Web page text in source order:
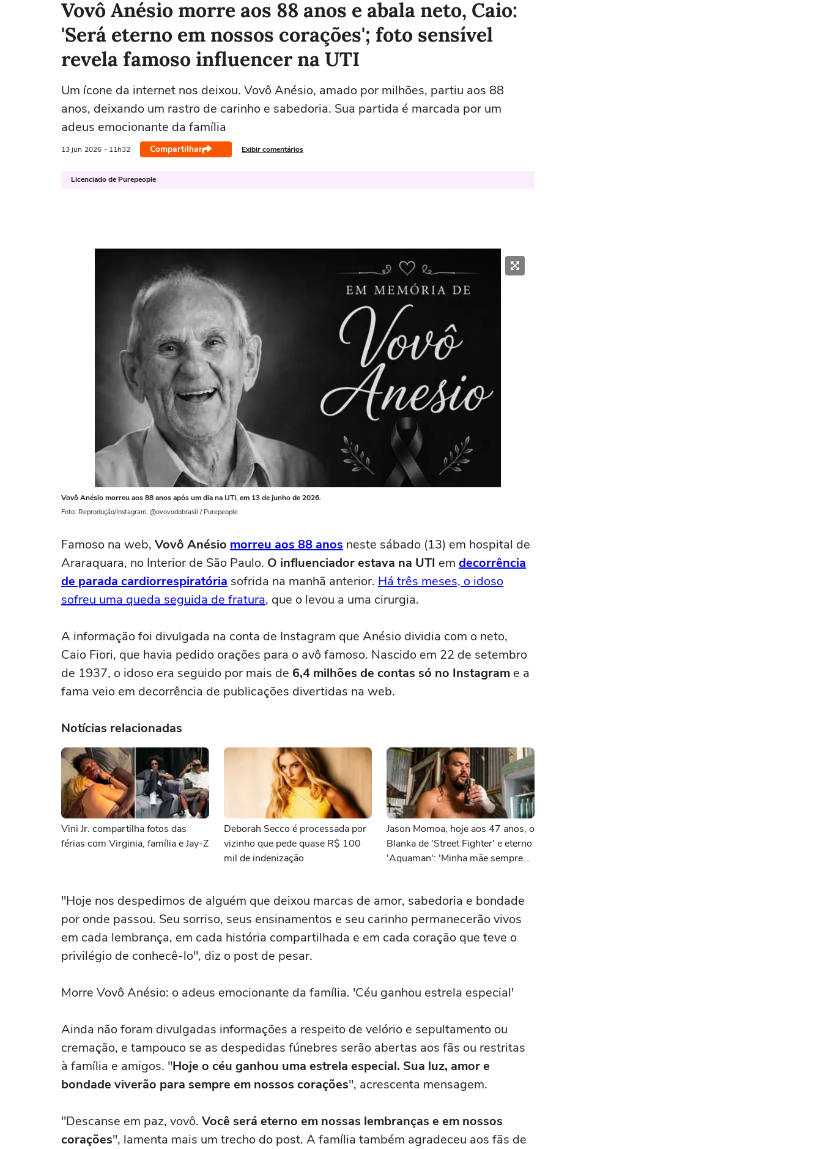
Vovô Anésio morre aos 88 anos e abala neto, Caio:
'Será eterno em nossos corações'; foto sensível
revela famoso influencer na UTI
Um ícone da internet nos deixou. Vovô Anésio, amado por milhões, partiu aos 88
anos, deixando um rastro de carinho e sabedoria. Sua partida é marcada por um
adeus emocionante da família
13 jun 2026 - 11h32 Compartilhar Exibir comentários
Licenciado de Purepeople
Vovô Anésio morreu aos 88 anos após um dia na UTI, em 13 de junho de 2026.
Foto: Reprodução/Instagram, @ovovodobrasil / Purepeople
Famoso na web, Vovô Anésio morreu aos 88 anos neste sábado (13) em hospital de
Araraquara, no Interior de São Paulo. O influenciador estava na UTI em decorrência
de parada cardiorrespiratória sofrida na manhã anterior. Há três meses, o idoso
sofreu uma queda seguida de fratura, que o levou a uma cirurgia.
A informação foi divulgada na conta de Instagram que Anésio dividia com o neto,
Caio Fiori, que havia pedido orações para o avô famoso. Nascido em 22 de setembro
de 1937, o idoso era seguido por mais de 6,4 milhões de contas só no Instagram e a
fama veio em decorrência de publicações divertidas na web.
Notícias relacionadas
Vini Jr. compartilha fotos das
férias com Virginia, família e Jay-Z
Deborah Secco é processada por
vizinho que pede quase R$ 100
mil de indenização
Jason Momoa, hoje aos 47 anos, o
Blanka de 'Street Fighter' e eterno
'Aquaman': 'Minha mãe sempre
melhores'
"Hoje nos despedimos de alguém que deixou marcas de amor, sabedoria e bondade
por onde passou. Seu sorriso, seus ensinamentos e seu carinho permanecerão vivos
em cada lembrança, em cada história compartilhada e em cada coração que teve o
privilégio de conhecê-lo", diz o post de pesar.
Morre Vovô Anésio: o adeus emocionante da família. 'Céu ganhou estrela especial'
Ainda não foram divulgadas informações a respeito de velório e sepultamento ou
cremação, e tampouco se as despedidas fúnebres serão abertas aos fãs ou restritas
à família e amigos. "Hoje o céu ganhou uma estrela especial. Sua luz, amor e
bondade viverão para sempre em nossos corações", acrescenta mensagem.
"Descanse em paz, vovô. Você será eterno em nossas lembranças e em nossos
corações", lamenta mais um trecho do post. A família também agradeceu aos fãs de